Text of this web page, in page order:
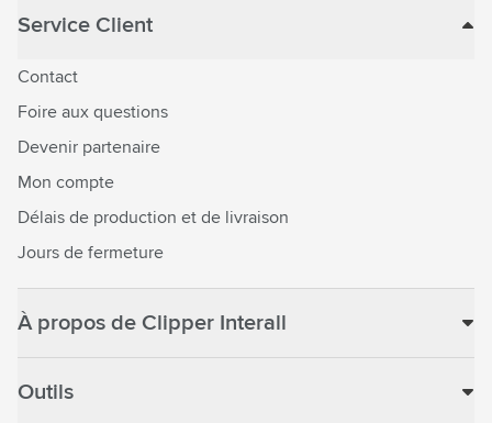
Service Client
Contact
Foire aux questions
Devenir partenaire
Mon compte
Délais de production et de livraison
Jours de fermeture
À propos de Clipper Interall
Outils